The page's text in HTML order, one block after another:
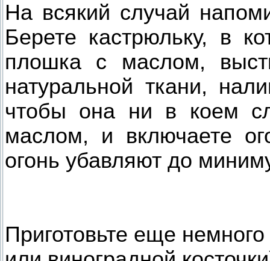
На всякий случай
Берете кастрюльку, в
плошка с маслом,
натуральной ткани,
чтобы она ни в коем
маслом, и включаете
огонь убавляют до
Приготовьте еще